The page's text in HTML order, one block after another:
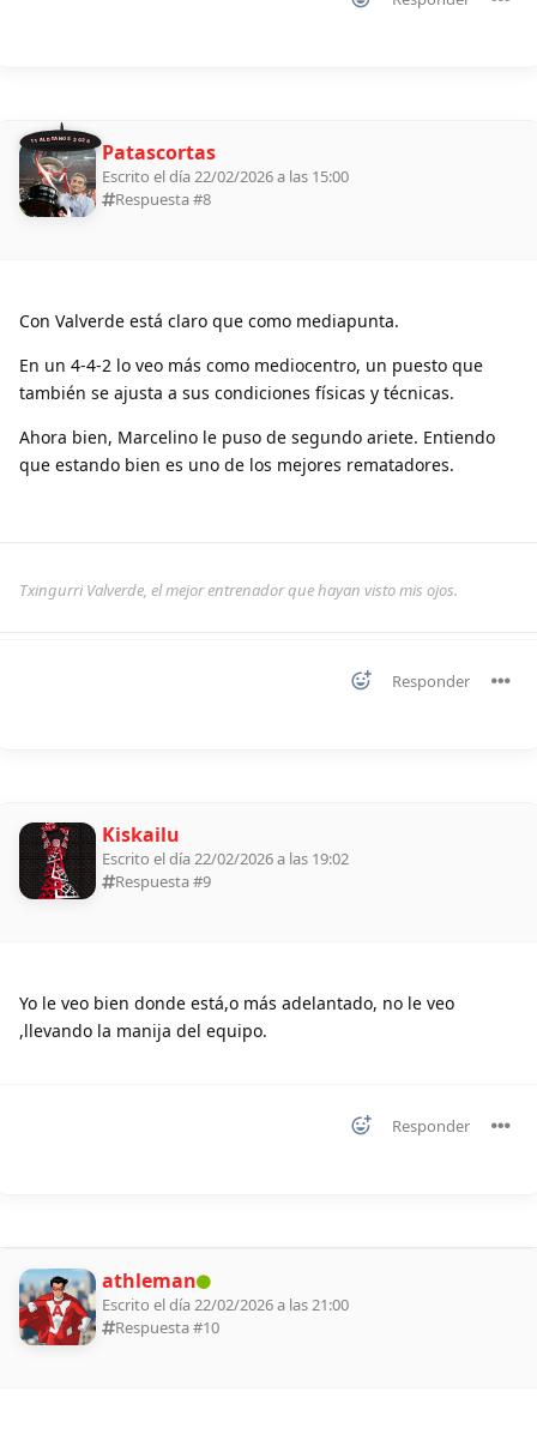
11 ALDEANOS 2026 Patascortas
Escrito el día 22/02/2026 a las 15:00
Respuesta #8
Con Valverde está claro que como mediapunta.
En un 4-4-2 lo veo más como mediocentro, un puesto que
también se ajusta a sus condiciones físicas y técnicas.
Ahora bien, Marcelino le puso de segundo ariete. Entiendo
que estando bien es uno de los mejores rematadores.
Txingurri Valverde, el mejor entrenador que hayan visto mis ojos.
Responder
Kiskailu
Escrito el día 22/02/2026 a las 19:02
Respuesta #9
Yo le veo bien donde está,o más adelantado, no le veo
,llevando la manija del equipo.
Responder
athleman
Escrito el día 22/02/2026 a las 21:00
Respuesta #10